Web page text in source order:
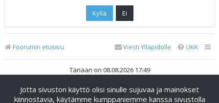
Foorumin etusivu UKK
Viesti Ylläpidolle
Tänään on 08.08.2026 17:49
Keskustelufoorumin ohjelmistophpBB® Forum Software ©
phpBB Limited
Jotta sivuston käyttö olisi sinulle sujuvaa ja mainokset
kiinnostavia, käytämme kumppaniemme kanssa sivustolla